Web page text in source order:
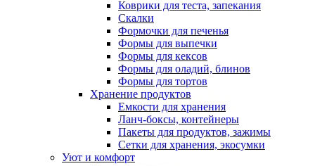
Коврики для теста, запекания
Скалки
Формочки для печенья
Формы для выпечки
Формы для кексов
Формы для оладий, блинов
Формы для тортов
Хранение продуктов
Емкости для хранения
Ланч-боксы, контейнеры
Пакеты для продуктов, зажимы
Сетки для хранения, экосумки
Уют и комфорт